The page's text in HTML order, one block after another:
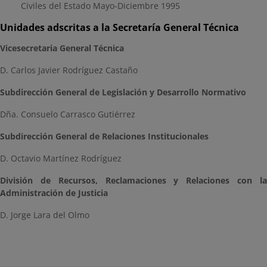
Civiles del Estado Mayo-Diciembre 1995
Unidades adscritas a la Secretaría General Técnica
Vicesecretaria General Técnica
D. Carlos Javier Rodríguez Castaño
Subdirección General de Legislación y Desarrollo Normativo
Dña. Consuelo Carrasco Gutiérrez
Subdirección General de Relaciones Institucionales
D. Octavio Martínez Rodríguez
División de Recursos, Reclamaciones y Relaciones con la
Administración de Justicia
D. Jorge Lara del Olmo